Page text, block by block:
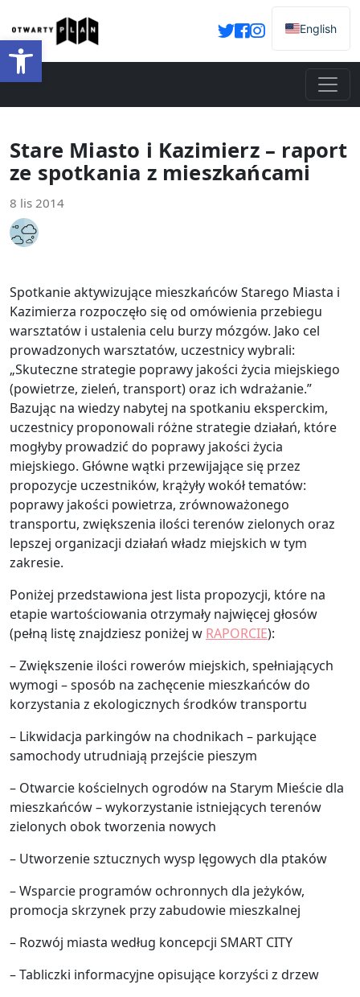
Otwórz pasek narzędzi
English
Stare Miasto i Kazimierz – raport
ze spotkania z mieszkańcami
8 lis 2014
Spotkanie aktywizujące mieszkańców Starego Miasta i
Kazimierza rozpoczęło się od omówienia przebiegu
warsztatów i ustalenia celu burzy mózgów. Jako cel
prowadzonych warsztatów, uczestnicy wybrali:
„Skuteczne strategie poprawy jakości życia miejskiego
(powietrze, zieleń, transport) oraz ich wdrażanie.”
Bazując na wiedzy nabytej na spotkaniu eksperckim,
uczestnicy proponowali różne strategie działań, które
mogłyby prowadzić do poprawy jakości życia
miejskiego. Główne wątki przewijające się przez
propozycje uczestników, krążyły wokół tematów:
poprawy jakości powietrza, zrównoważonego
transportu, zwiększenia ilości terenów zielonych oraz
lepszej organizacji działań władz miejskich w tym
zakresie.
Poniżej przedstawiona jest lista propozycji, które na
etapie wartościowania otrzymały najwięcej głosów
(pełną listę znajdziesz poniżej w RAPORCIE):
– Zwiększenie ilości rowerów miejskich, spełniających
wymogi – sposób na zachęcenie mieszkańców do
korzystania z ekologicznych środków transportu
– Likwidacja parkingów na chodnikach – parkujące
samochody utrudniają przejście pieszym
– Otwarcie kościelnych ogrodów na Starym Mieście dla
mieszkańców – wykorzystanie istniejących terenów
zielonych obok tworzenia nowych
– Utworzenie sztucznych wysp lęgowych dla ptaków
– Wsparcie programów ochronnych dla jeżyków,
promocja skrzynek przy zabudowie mieszkalnej
– Rozwój miasta według koncepcji SMART CITY
– Tabliczki informacyjne opisujące korzyści z drzew